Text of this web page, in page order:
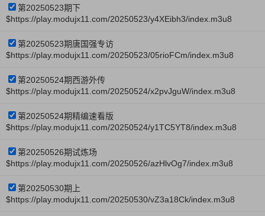
第20250523期下
$https://play.modujx11.com/20250523/y4XEibh3/index.m3u8
第20250523期唐国强专访
$https://play.modujx11.com/20250523/05rioFCm/index.m3u8
第20250524期西游外传
$https://play.modujx11.com/20250524/x2pvJguW/index.m3u8
第20250524期精编速看版
$https://play.modujx11.com/20250524/y1TC5YT8/index.m3u8
第20250526期试炼场
$https://play.modujx11.com/20250526/azHlvOg7/index.m3u8
第20250530期上
$https://play.modujx11.com/20250530/vZ3a18Ck/index.m3u8